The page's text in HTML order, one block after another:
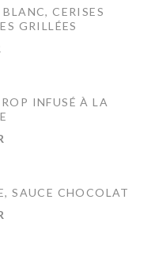
CERISES
GRILLÉES
INFUSÉ À LA
SAUCE CHOCOLAT